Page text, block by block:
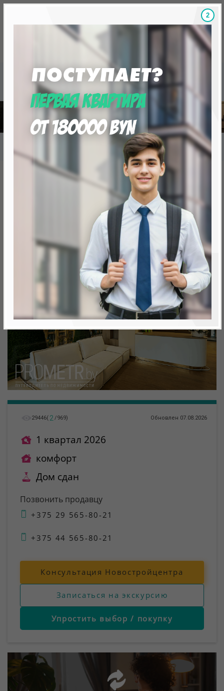
Скидки на новостройки, бонусы
«Минск Мир»
27.11.1 Штадт парк
27.11.1 Штадт парк
от 249 515.0 BYN (85 263 USD)
Минск, Октябрьский, ул. Савицкого,9
метро «Ковальская Слобода», 566 м
29446( 2 /969) Обновлен 07.08.2026
1 квартал 2026
комфорт
Дом сдан
Позвонить продавцу
+375 29 565-80-21
+375 44 565-80-21
Консультация Новостройцентра
Записаться на экскурсию
Упростить выбор / покупку
1